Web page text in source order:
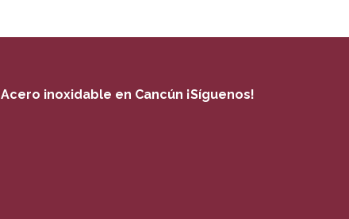
Acero inoxidable en Cancún ¡Síguenos!